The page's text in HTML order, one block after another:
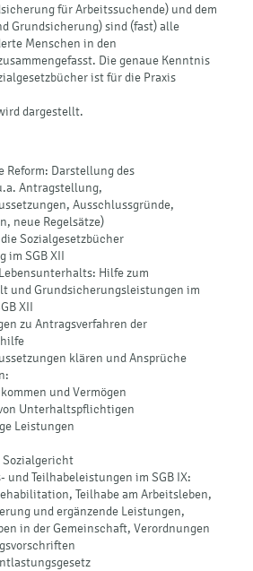
für Arbeitssuchende) und dem
Grundsicherung) sind (fast) alle
Menschen in den
Die genaue Kenntnis
ist für die Praxis
dargestellt.
Reform: Darstellung des
Antragstellung,
Ausschlussgründe,
neue Regelsätze)
Sozialgesetzbücher
im SGB XII
Hilfe zum
und Grundsicherungsleistungen im
XII
zu Antragsverfahren der
klären und Ansprüche
und Vermögen
Unterhaltspflichtigen
Leistungen
Sozialgericht
und Teilhabeleistungen im SGB IX:
Teilhabe am Arbeitsleben,
und ergänzende Leistungen,
in der Gemeinschaft, Verordnungen